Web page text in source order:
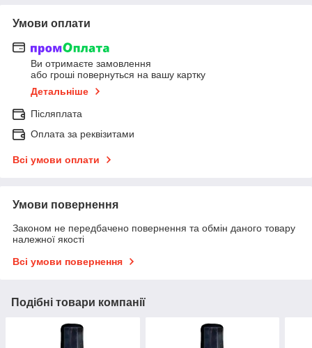
Умови оплати
Ви отримаєте замовлення
або гроші повернуться на вашу картку
Детальніше
Післяплата
Оплата за реквізитами
Всі умови оплати
Умови повернення
Законом не передбачено повернення та обмін даного товару
належної якості
Всі умови повернення
Подібні товари компанії